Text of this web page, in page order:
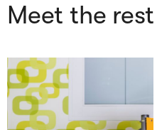
Meet the